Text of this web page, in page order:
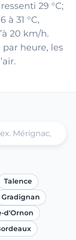
29 °C;
à 31 °C,
20 km/h.
par heure, les
Talence
Gradignan
d'Ornon